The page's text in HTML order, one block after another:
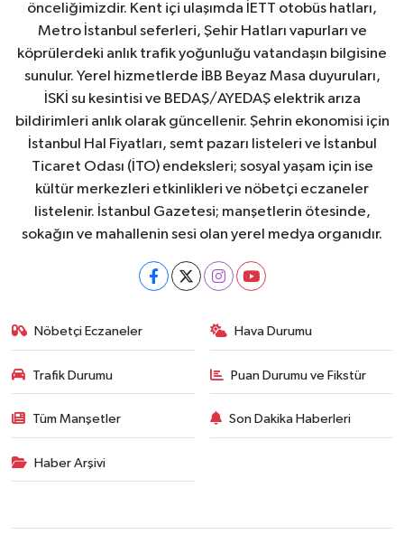
önceliğimizdir. Kent içi ulaşımda İETT otobüs hatları,
Metro İstanbul seferleri, Şehir Hatları vapurları ve
köprülerdeki anlık trafik yoğunluğu vatandaşın bilgisine
sunulur. Yerel hizmetlerde İBB Beyaz Masa duyuruları,
İSKİ su kesintisi ve BEDAŞ/AYEDAŞ elektrik arıza
bildirimleri anlık olarak güncellenir. Şehrin ekonomisi için
İstanbul Hal Fiyatları, semt pazarı listeleri ve İstanbul
Ticaret Odası (İTO) endeksleri; sosyal yaşam için ise
kültür merkezleri etkinlikleri ve nöbetçi eczaneler
listelenir. İstanbul Gazetesi; manşetlerin ötesinde,
sokağın ve mahallenin sesi olan yerel medya organıdır.
Nöbetçi Eczaneler Hava Durumu
Trafik Durumu Puan Durumu ve Fikstür
Tüm Manşetler Son Dakika Haberleri
Haber Arşivi